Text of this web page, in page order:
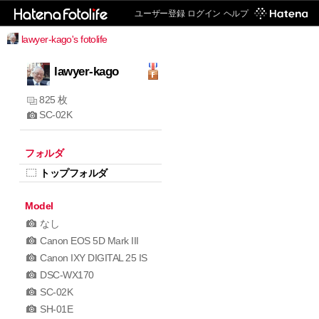
ユーザー登録 ログイン ヘルプ
lawyer-kago's fotolife
lawyer-kago
825 枚
SC-02K
フォルダ
トップフォルダ
Model
なし
Canon EOS 5D Mark III
Canon IXY DIGITAL 25 IS
DSC-WX170
SC-02K
SH-01E